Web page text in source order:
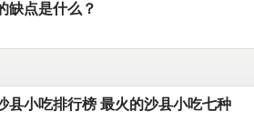
缺点是什么？
县小吃排行榜 最火的沙县小吃七种